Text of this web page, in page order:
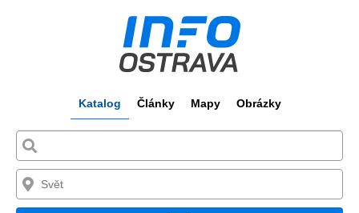
Katalog Články Mapy Obrázky